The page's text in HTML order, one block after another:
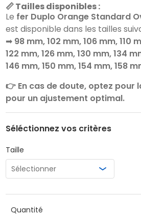
📏 Tailles disponibles :
Le fer Duplo Orange Standard
est disponible dans les tailles
➡ 98 mm, 102 mm, 106 mm, 110
122 mm, 126 mm, 130 mm, 134
146 mm, 150 mm, 154 mm, 158
👉 En cas de doute, optez pour
pour un ajustement optimal.
Séléctionnez vos critères
Taille
Quantité